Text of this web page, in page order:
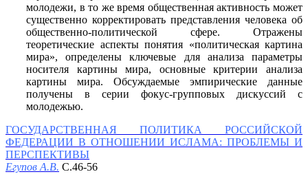
молодежи, в то же время общественная активность может
существенно корректировать представления человека об
общественно-политической сфере. Отражены
теоретические аспекты понятия «политическая картина
мира», определены ключевые для анализа параметры
носителя картины мира, основные критерии анализа
картины мира. Обсуждаемые эмпирические данные
получены в серии фокус-групповых дискуссий с
молодежью.
ГОСУДАРСТВЕННАЯ ПОЛИТИКА РОССИЙСКОЙ
ФЕДЕРАЦИИ В ОТНОШЕНИИ ИСЛАМА: ПРОБЛЕМЫ И
ПЕРСПЕКТИВЫ
Егупов А.В. С.46-56